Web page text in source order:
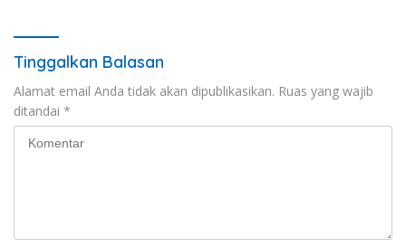
Tinggalkan Balasan
Alamat email Anda tidak akan dipublikasikan. Ruas yang wajib
ditandai *